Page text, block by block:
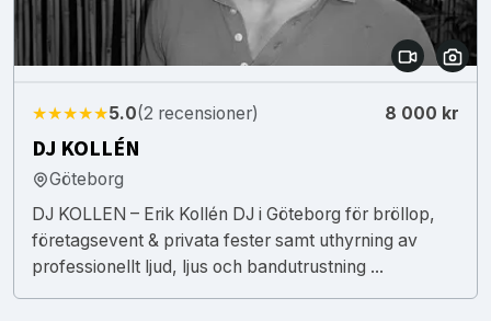
★★★★★5.0(2 recensioner) 8 000 kr
DJ KOLLÉN
Göteborg
DJ KOLLEN – Erik Kollén DJ i Göteborg för bröllop,
företagsevent & privata fester samt uthyrning av
professionellt ljud, ljus och bandutrustning ...